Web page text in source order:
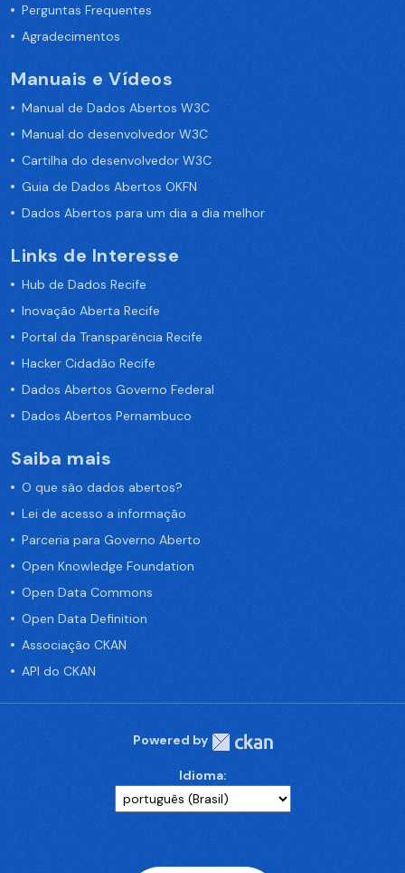
Perguntas Frequentes
Agradecimentos
Manuais e Vídeos
Manual de Dados Abertos W3C
Manual do desenvolvedor W3C
Cartilha do desenvolvedor W3C
Guia de Dados Abertos OKFN
Dados Abertos para um dia a dia melhor
Links de Interesse
Hub de Dados Recife
Inovação Aberta Recife
Portal da Transparência Recife
Hacker Cidadão Recife
Dados Abertos Governo Federal
Dados Abertos Pernambuco
Saiba mais
O que são dados abertos?
Lei de acesso a informação
Parceria para Governo Aberto
Open Knowledge Foundation
Open Data Commons
Open Data Definition
Associação CKAN
API do CKAN
Powered by
Idioma